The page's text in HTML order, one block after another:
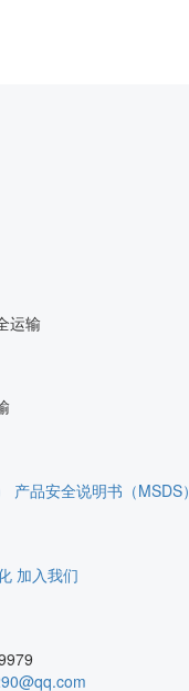
运输
产品安全说明书（MSDS）
加入我们